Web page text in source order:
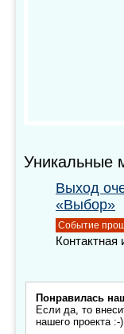
Уникальные
Выход
«Выбор»
Событие
Понравилась
Если да, то
нашего проекта :-